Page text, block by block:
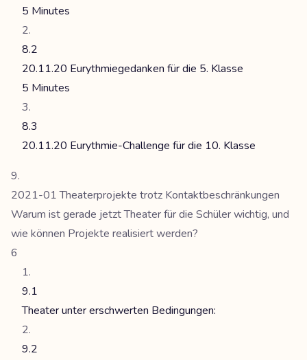
5 Minutes
8.2
20.11.20 Eurythmiegedanken für die 5. Klasse
5 Minutes
8.3
20.11.20 Eurythmie-Challenge für die 10. Klasse
2021-01 Theaterprojekte trotz Kontaktbeschränkungen
Warum ist gerade jetzt Theater für die Schüler wichtig, und
wie können Projekte realisiert werden?
6
9.1
Theater unter erschwerten Bedingungen:
9.2